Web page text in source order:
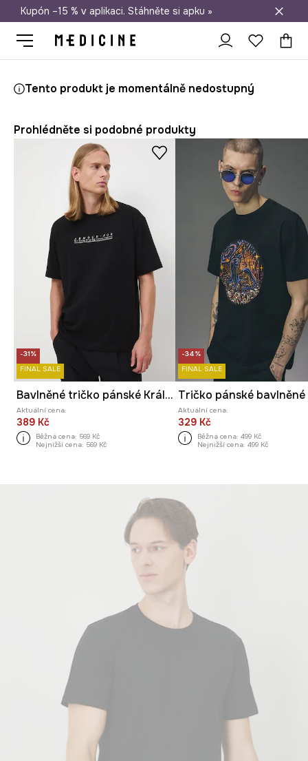
Doprava zdarma při nákupu nad 1 200 Kč
Kupón –15 % v aplikaci. Stáhněte si apku »
Tento produkt je momentálně nedostupný
Prohlédněte si podobné produkty
-31%
FINAL SALE
Bavlněné tričko pánské Královská kolekce
Aktuální cena:
389 Kč
Běžná cena: 569 Kč
Nejnižší cena: 569 Kč
-34%
FINAL SALE
Aktuální cena:
329 Kč
Běžná cena: 499 Kč
Nejnižší cena: 499 Kč